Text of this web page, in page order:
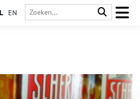
EN